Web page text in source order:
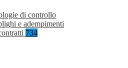
di controllo
e adempimenti
734